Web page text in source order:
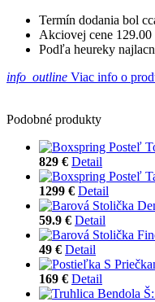
Termín dodania bol
Akciovej cene
Podľa heureky
info_outline Viac info o
Podobné produkty
829 € Detail
1299 € Detail
59.9 € Detail
49 € Detail
169 € Detail